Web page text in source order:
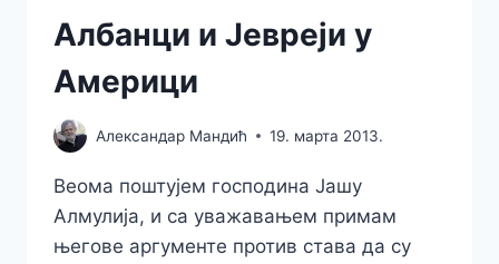
Албанци и Јевреји у
Америци
Александар Мандић 19. марта 2013.
Веома поштујем господина Јашу
Алмулија, и са уважавањем примам
његове аргументе против става да су